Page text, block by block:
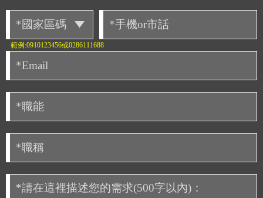
範例:0910123456或0286111688